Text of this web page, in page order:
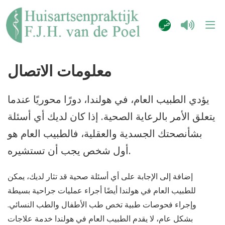
معلومات الاتصال
يؤدي الطبيب العام، في هولندا، دورًا محوريًا عندما
يتعلق الأمر بالرعاية الصحية. إذا كان لديك أي أسئلة
بشأنصحتك الجسدية والعقلية، فالطبيب العام هو
أول شخص يجب أن تستشيره.
إضافة إلى الإجابة على أي أسئلة صحية قد تثار لديك، يمكن
للطبيب العام في هولندا أيضًا أجراء عمليات جراحية بسيطة
وإجراء فحوصات طبية تخص طب الأطفال والطب النسائي.
بشكل عام، لا يقدم الطبيب العام في هولندا خدمة علاجات